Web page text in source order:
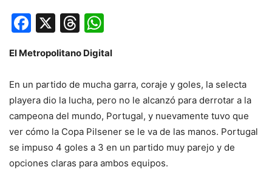
Facebook
X Threads
El Metropolitano Digital
En un partido de mucha garra, coraje y goles, la selecta
playera dio la lucha, pero no le alcanzó para derrotar a la
campeona del mundo, Portugal, y nuevamente tuvo que
ver cómo la Copa Pilsener se le va de las manos. Portugal
se impuso 4 goles a 3 en un partido muy parejo y de
opciones claras para ambos equipos.